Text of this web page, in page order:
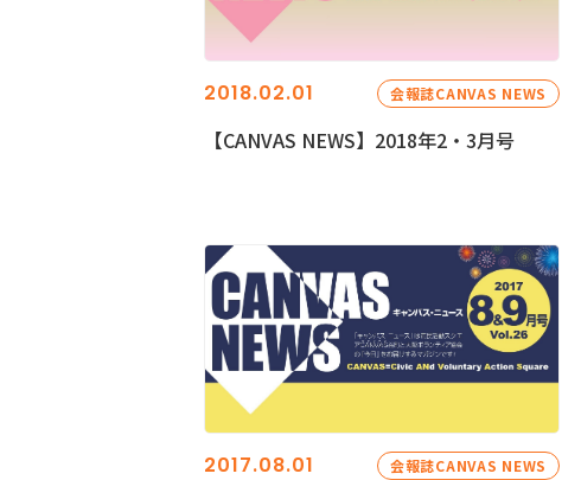
2018.02.01 会報誌CANVAS NEWS
【CANVAS NEWS】2018年2・3月号
2017.08.01 会報誌CANVAS NEWS